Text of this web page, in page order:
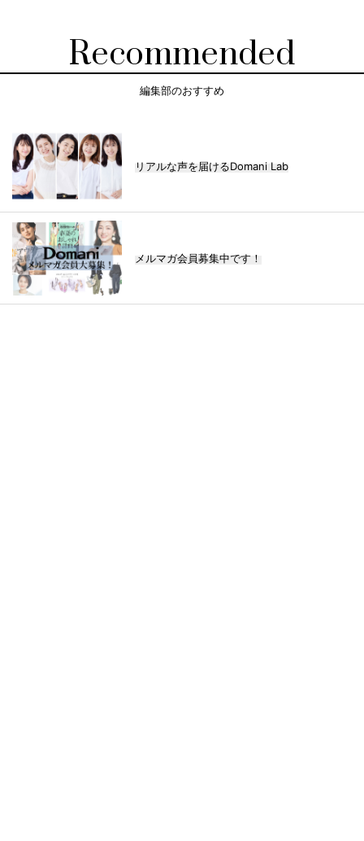
Recommended
編集部のおすすめ
リアルな声を届けるDomani Lab
メルマガ会員募集中です！